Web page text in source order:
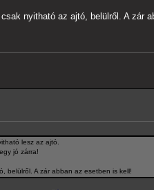
nyitható az ajtó, belülről. A zár
lesz az ajtó.
jó zárra!
belülről. A zár abban az esetben is kell!